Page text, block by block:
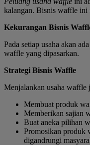
kalangan. Bisnis waffle ini
Kekurangan Bisnis
Pada setiap usaha akan
waffle yang dipasarkan.
Strategi Bisnis Waffle
Menjalankan usaha waffle
Membuat produk
Memberikan sajian
Buat aneka pilihan
Promosikan produk
digandrungi